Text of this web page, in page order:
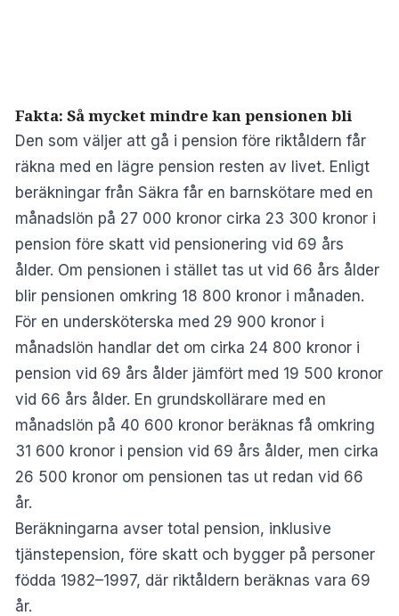
Fakta: Så mycket mindre kan pensionen bli
Den som väljer att gå i pension före riktåldern får
räkna med en lägre pension resten av livet. Enligt
beräkningar från Säkra får en barnskötare med en
månadslön på 27 000 kronor cirka 23 300 kronor i
pension före skatt vid pensionering vid 69 års
ålder. Om pensionen i stället tas ut vid 66 års ålder
blir pensionen omkring 18 800 kronor i månaden.
För en undersköterska med 29 900 kronor i
månadslön handlar det om cirka 24 800 kronor i
pension vid 69 års ålder jämfört med 19 500 kronor
vid 66 års ålder. En grundskollärare med en
månadslön på 40 600 kronor beräknas få omkring
31 600 kronor i pension vid 69 års ålder, men cirka
26 500 kronor om pensionen tas ut redan vid 66
år.
Beräkningarna avser total pension, inklusive
tjänstepension, före skatt och bygger på personer
födda 1982–1997, där riktåldern beräknas vara 69
år.